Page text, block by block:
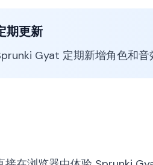
期更新
Gyat 定期新增角色和音